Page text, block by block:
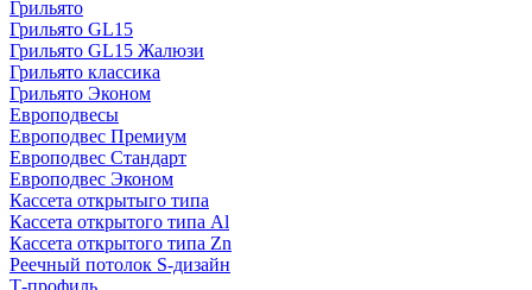
Грильято
Грильято GL15
Грильято GL15 Жалюзи
Грильято классика
Грильято Эконом
Европодвесы
Европодвес Премиум
Европодвес Стандарт
Европодвес Эконом
Кассета открытыго типа
Кассета открытого типа Al
Кассета открытого типа Zn
Реечный потолок S-дизайн
Т-профиль